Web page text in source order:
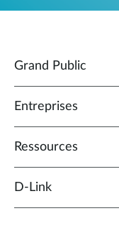
Grand Public
Entreprises
Ressources
D‑Link